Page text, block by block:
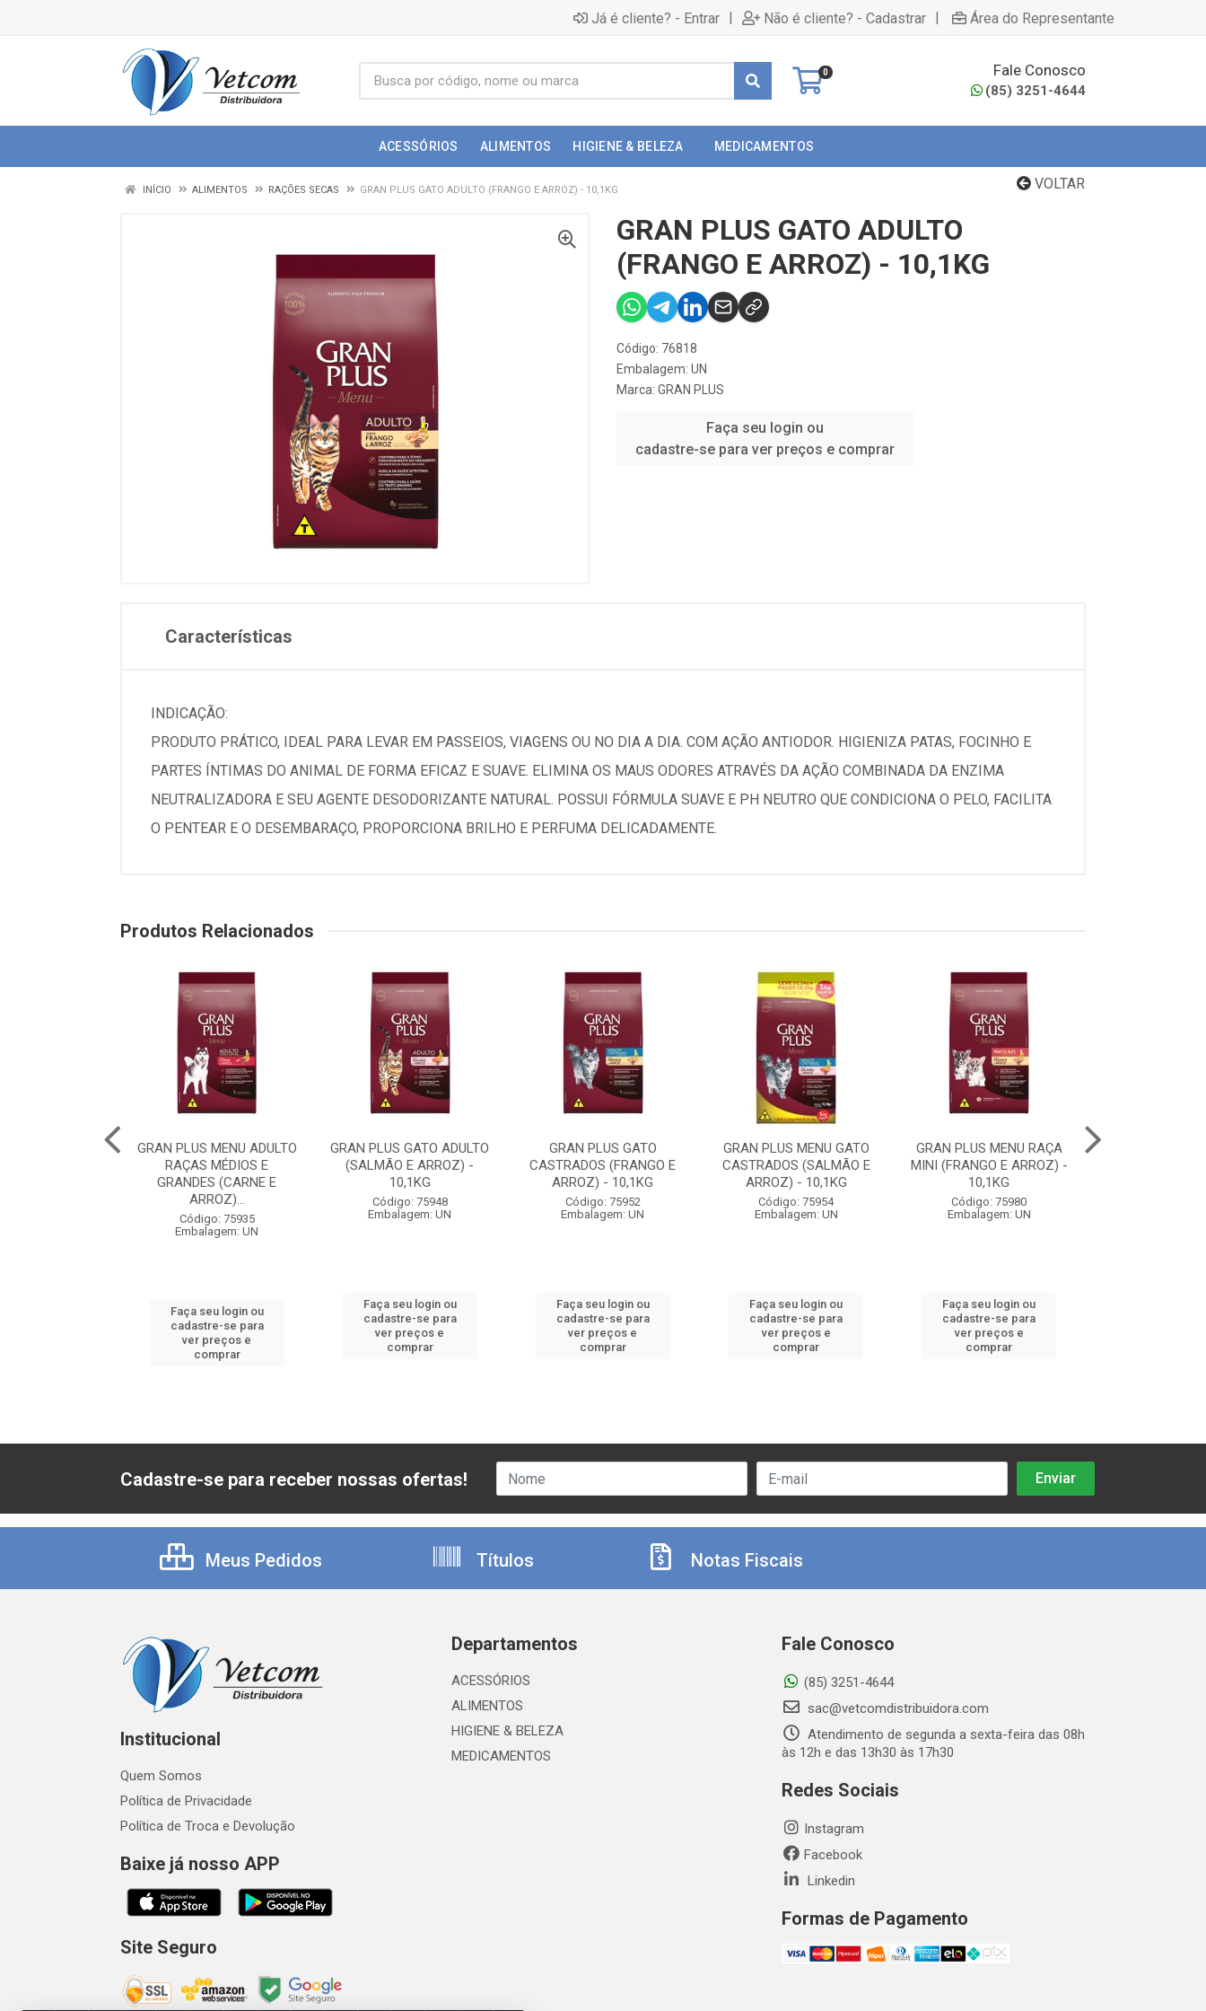
Já é cliente? - Entrar | Não é cliente? - Cadastrar | Área do Representante
0 Fale Conosco
(85) 3251-4644
ACESSÓRIOS ALIMENTOS HIGIENE & BELEZA MEDICAMENTOS
VOLTAR
INÍCIO ALIMENTOS RAÇÕES SECAS GRAN PLUS GATO ADULTO (FRANGO E ARROZ) - 10,1KG
GRAN PLUS GATO ADULTO
(FRANGO E ARROZ) - 10,1KG
Código: 76818
Embalagem: UN
Marca: GRAN PLUS
Faça seu login ou
cadastre-se para ver preços e comprar
Características
INDICAÇÃO:
PRODUTO PRÁTICO, IDEAL PARA LEVAR EM PASSEIOS, VIAGENS OU NO DIA A DIA. COM AÇÃO ANTIODOR. HIGIENIZA PATAS, FOCINHO E
PARTES ÍNTIMAS DO ANIMAL DE FORMA EFICAZ E SUAVE. ELIMINA OS MAUS ODORES ATRAVÉS DA AÇÃO COMBINADA DA ENZIMA
NEUTRALIZADORA E SEU AGENTE DESODORIZANTE NATURAL. POSSUI FÓRMULA SUAVE E PH NEUTRO QUE CONDICIONA O PELO, FACILITA
O PENTEAR E O DESEMBARAÇO, PROPORCIONA BRILHO E PERFUMA DELICADAMENTE.
Produtos Relacionados
GRAN PLUS MENU ADULTO
RAÇAS MÉDIOS E
GRANDES (CARNE E
ARROZ)...
Código: 75935
Embalagem: UN
Faça seu login ou
cadastre-se para
ver preços e
comprar
GRAN PLUS GATO ADULTO
(SALMÃO E ARROZ) -
10,1KG
Código: 75948
Embalagem: UN
Faça seu login ou
cadastre-se para
ver preços e
comprar
GRAN PLUS GATO
CASTRADOS (FRANGO E
ARROZ) - 10,1KG
Código: 75952
Embalagem: UN
Faça seu login ou
cadastre-se para
ver preços e
comprar
GRAN PLUS MENU GATO
CASTRADOS (SALMÃO E
ARROZ) - 10,1KG
Código: 75954
Embalagem: UN
Faça seu login ou
cadastre-se para
ver preços e
comprar
GRAN PLUS MENU RAÇA
MINI (FRANGO E ARROZ) -
10,1KG
Código: 75980
Embalagem: UN
Faça seu login ou
cadastre-se para
ver preços e
comprar
Cadastre-se para receber nossas ofertas!
Meus Pedidos Títulos Notas Fiscais
Institucional
Quem Somos
Política de Privacidade
Política de Troca e Devolução
Baixe já nosso APP
Site Seguro
Departamentos
ACESSÓRIOS
ALIMENTOS
HIGIENE & BELEZA
MEDICAMENTOS
Fale Conosco
(85) 3251-4644
sac@vetcomdistribuidora.com
Atendimento de segunda a sexta-feira das 08h
às 12h e das 13h30 às 17h30
Redes Sociais
Instagram
Facebook
Linkedin
Formas de Pagamento